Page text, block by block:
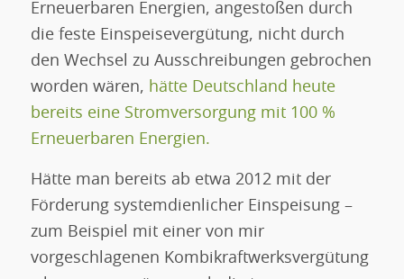
Erneuerbaren Energien, angestoßen durch
die feste Einspeisevergütung, nicht durch
den Wechsel zu Ausschreibungen gebrochen
worden wären, hätte Deutschland heute
bereits eine Stromversorgung mit 100 %
Erneuerbaren Energien.
Hätte man bereits ab etwa 2012 mit der
Förderung systemdienlicher Einspeisung –
zum Beispiel mit einer von mir
vorgeschlagenen Kombikraftwerksvergütung